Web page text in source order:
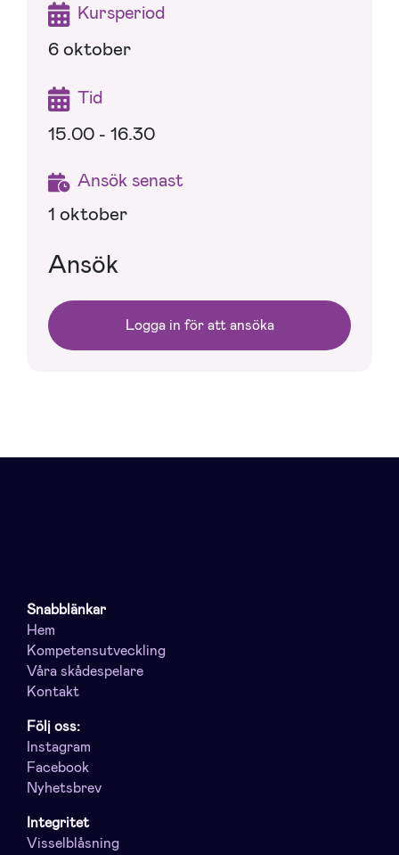
Kursperiod
6 oktober
Tid
15.00 - 16.30
Ansök senast
1 oktober
Ansök
Logga in för att ansöka
Snabblänkar
Hem
Kompetensutveckling
Våra skådespelare
Kontakt
Följ oss:
Instagram
Facebook
Nyhetsbrev
Integritet
Visselblåsning